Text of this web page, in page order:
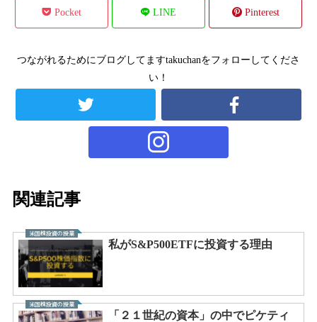
Pocket LINE Pinterest
つながれるためにブログしてますtakuchanをフォローしてくださ
い！
関連記事
米国株投資の授業
私がS&P500ETFに投資する理由
米国株投資の授業
「２１世紀の資本」の中でピケティ